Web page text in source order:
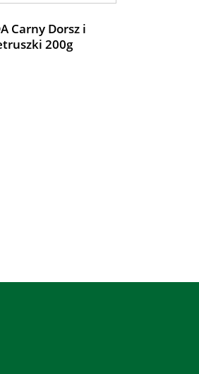
Carny Dorsz i
200g